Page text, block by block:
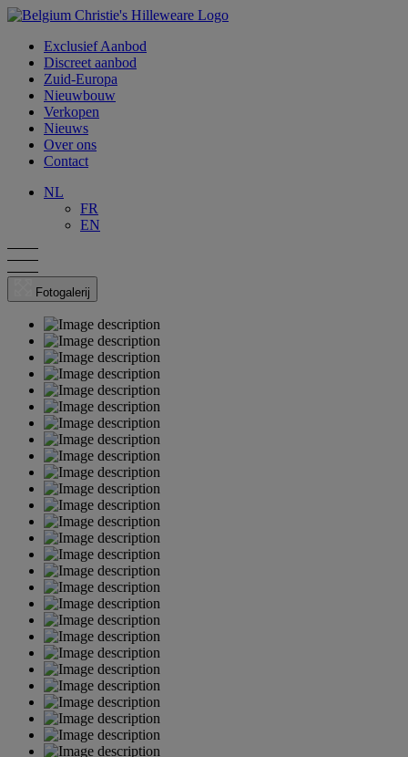
Exclusief Aanbod
Discreet aanbod
Zuid-Europa
Nieuwbouw
Verkopen
Nieuws
Over ons
Contact
NL
FR
EN
Fotogalerij